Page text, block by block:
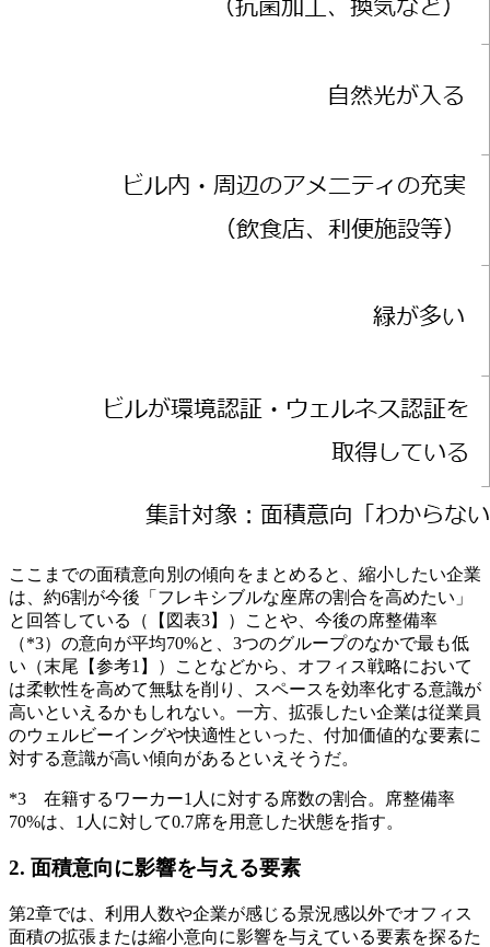
ここまでの面積意向別の傾向をまとめると、縮小したい企業
は、約6割が今後「フレキシブルな座席の割合を高めたい」
と回答している（【図表3】）ことや、今後の席整備率
（*3）の意向が平均70%と、3つのグループのなかで最も低
い（末尾【参考1】）ことなどから、オフィス戦略において
は柔軟性を高めて無駄を削り、スペースを効率化する意識が
高いといえるかもしれない。一方、拡張したい企業は従業員
のウェルビーイングや快適性といった、付加価値的な要素に
対する意識が高い傾向があるといえそうだ。
*3 在籍するワーカー1人に対する席数の割合。席整備率
70%は、1人に対して0.7席を用意した状態を指す。
2. 面積意向に影響を与える要素
第2章では、利用人数や企業が感じる景況感以外でオフィス
面積の拡張または縮小意向に影響を与えている要素を探るた